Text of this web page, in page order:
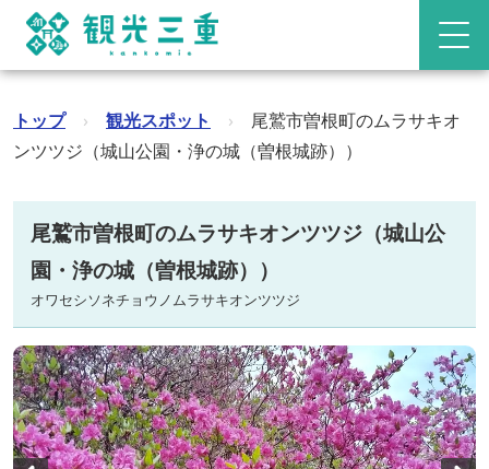
トップ › 観光スポット ›
尾鷲市曽根町のムラサキオ
ンツツジ（城山公園・浄の城（曽根城跡））
尾鷲市曽根町のムラサキオンツツジ（城山公
園・浄の城（曽根城跡））
オワセシソネチョウノムラサキオンツツジ